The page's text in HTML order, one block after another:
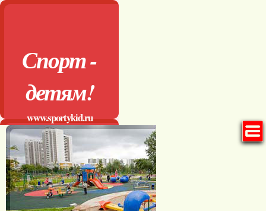
Спорт -
детям!
www.sportykid.ru